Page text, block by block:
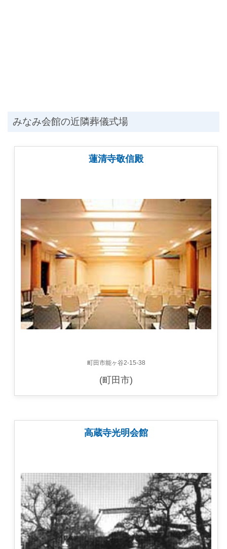
みなみ会館の近隣葬儀式場
蓮清寺敬信殿
町田市能ヶ谷2-15-38
(町田市)
高蔵寺光明会館